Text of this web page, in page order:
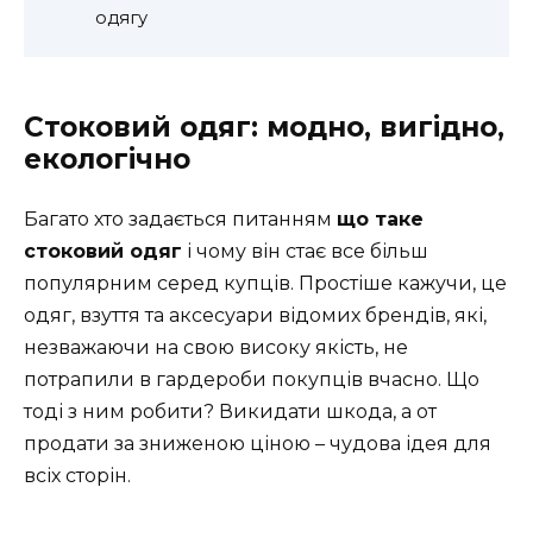
одягу
Стоковий одяг: модно, вигідно,
екологічно
Багато хто задається питанням що таке
стоковий одяг і чому він стає все більш
популярним серед купців. Простіше кажучи, це
одяг, взуття та аксесуари відомих брендів, які,
незважаючи на свою високу якість, не
потрапили в гардероби покупців вчасно. Що
тоді з ним робити? Викидати шкода, а от
продати за зниженою ціною – чудова ідея для
всіх сторін.